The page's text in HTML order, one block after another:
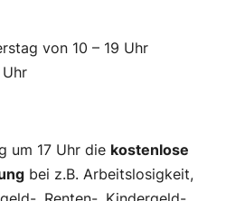
von 10 – 19 Uhr
um 17 Uhr die kostenlose
bei z.B. Arbeitslosigkeit,